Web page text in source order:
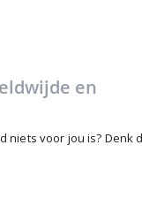
en
niets voor jou is? Denk